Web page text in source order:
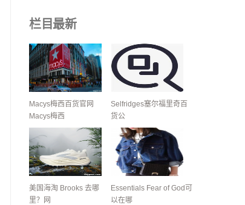
栏目最新
Macys梅西百货官网
Macys梅西
Selfridges塞尔福里奇百
货公
美国海淘 Brooks 去哪
里？网
Essentials Fear of God可
以在哪